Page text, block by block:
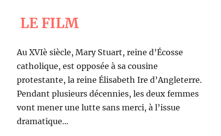
LE FILM
Au XVIè siècle, Mary Stuart, reine d’Écosse
catholique, est opposée à sa cousine
protestante, la reine Élisabeth Ire d’Angleterre.
Pendant plusieurs décennies, les deux femmes
vont mener une lutte sans merci, à l’issue
dramatique…